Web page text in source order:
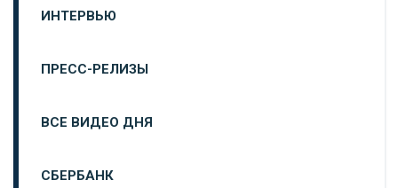
ИНТЕРВЬЮ
ПРЕСС-РЕЛИЗЫ
ВСЕ ВИДЕО ДНЯ
СБЕРБАНК